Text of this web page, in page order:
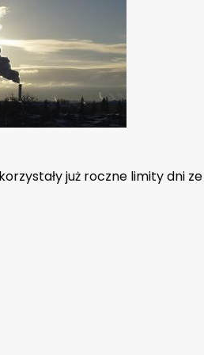
już roczne limity dni